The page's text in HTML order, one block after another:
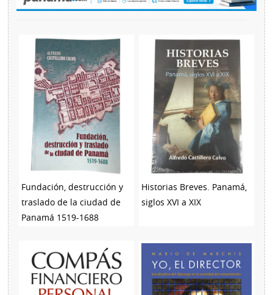
Fundación, destrucción y
traslado de la ciudad de
Panamá 1519-1688
Historias Breves. Panamá,
siglos XVI a XIX